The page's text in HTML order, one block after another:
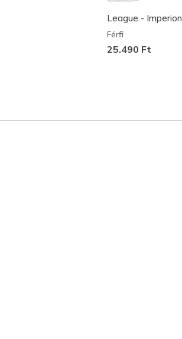
League - Imperion
Férfi
25.490 Ft